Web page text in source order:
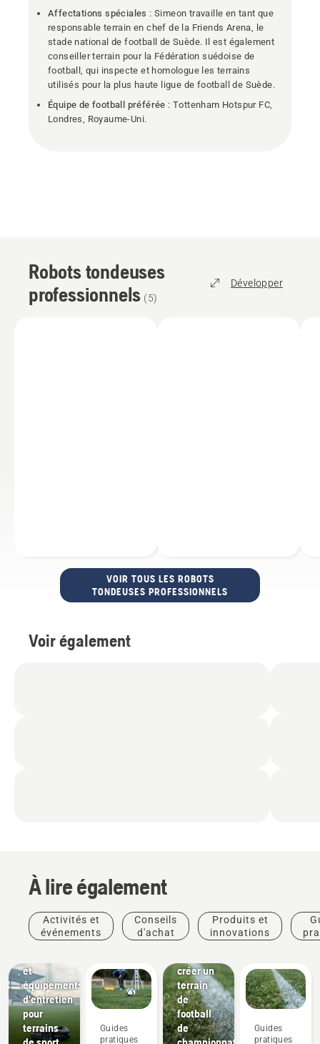
Affectations spéciales : Simeon travaille en tant que
responsable terrain en chef de la Friends Arena, le
stade national de football de Suède. Il est également
conseiller terrain pour la Fédération suédoise de
football, qui inspecte et homologue les terrains
utilisés pour la plus haute ligue de football de Suède.
Équipe de football préférée : Tottenham Hotspur FC,
Londres, Royaume-Uni.
Robots tondeuses
professionnels (5)
Développer
VOIR TOUS LES ROBOTS
TONDEUSES PROFESSIONNELS
Voir également
À lire également
Activités et
événements
Conseils
d'achat
Produits et
innovations
Clubs
sportifs
Solutions
et
équipements
d'entretien
pour
terrains
Guides
pratiques
Guides
pratiques
créer un
terrain
de
football
de
Guides
pratiques